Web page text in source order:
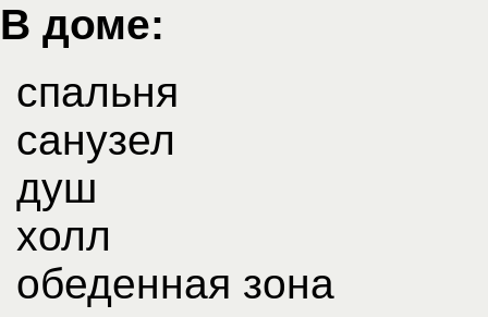
В доме:
спальня
санузел
душ
холл
обеденная зона